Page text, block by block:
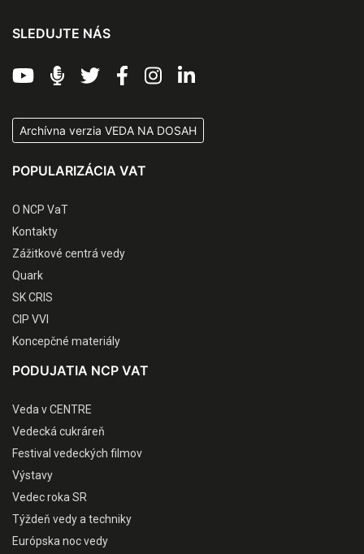
SLEDUJTE NÁS
Archívna verzia VEDA NA DOSAH
POPULARIZÁCIA VAT
O NCP VaT
Kontakty
Zážitkové centrá vedy
Quark
SK CRIS
CIP VVI
Koncepčné materiály
PODUJATIA NCP VAT
Veda v CENTRE
Vedecká cukráreň
Festival vedeckých filmov
Výstavy
Vedec roka SR
Týždeň vedy a techniky
Európska noc vedy